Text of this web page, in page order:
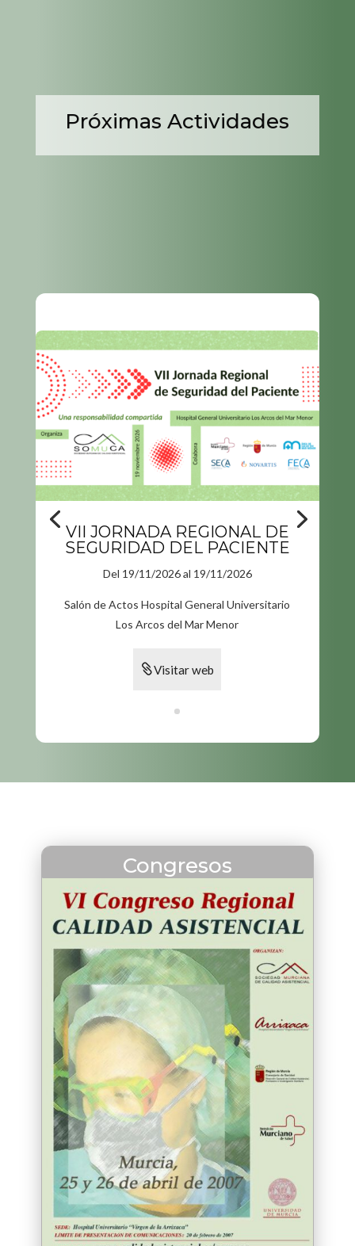
Próximas Actividades
VII JORNADA REGIONAL DE
SEGURIDAD DEL PACIENTE
Del 19/11/2026al 19/11/2026
Salón de Actos Hospital General Universitario
Los Arcos del Mar Menor
Visitar web
Congresos